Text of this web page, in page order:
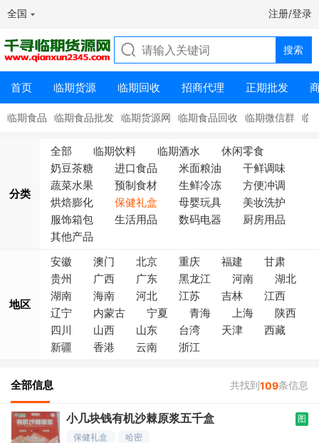
全国 注册/登录
首页 临期货源 临期回收 招商代理 正期批发
临期食品 临期食品批发 临期货源网 临期食品回收 临期微信群 临
分类
全部 临期饮料 临期酒水
休闲零食
奶豆茶糖
进口食品 米面粮油
干鲜调味
蔬菜水果
预制食材 生鲜冷冻
方便冲调
烘焙膨化
保健礼盒 母婴玩具
美妆洗护
服饰箱包
生活用品 数码电器
厨房用品
其他产品
地区
安徽 澳门 北京 重庆 福建
甘肃
贵州
广西 广东 黑龙江 河南
湖北
湖南
海南 河北 江苏 吉林
江西
辽宁
内蒙古 宁夏 青海 上海
陕西
四川
山西 山东 台湾 天津
西藏
新疆
香港 云南 浙江
全部信息 共找到109条信息
小几块钱有机沙棘原浆五千盒
图
保健礼盒
哈密